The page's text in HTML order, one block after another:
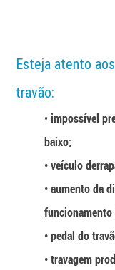
Esteja atento
travão:
•impossível
baixo;
• veículo
• aumento da
• pedal do
• travagem